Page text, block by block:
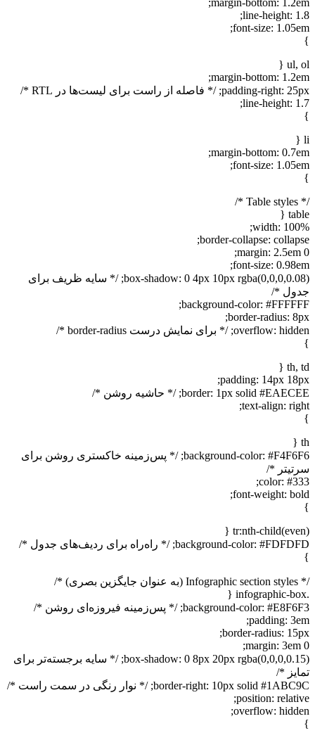
line-height: 1.8;
font-size: 1.05em;
}
ul, ol {
margin-bottom: 1.2em;
padding-right: 25px; /* فاصله از راست برای لیست‌ها در RTL */
line-height: 1.7;
}
li {
margin-bottom: 0.7em;
font-size: 1.05em;
}
/* Table styles */
table {
width: 100%;
border-collapse: collapse;
margin: 2.5em 0;
font-size: 0.98em;
box-shadow: 0 4px 10px rgba(0,0,0,0.08); /* سایه ظریف برای
جدول */
background-color: #FFFFFF;
border-radius: 8px;
overflow: hidden; /* برای نمایش درست border-radius */
}
th, td {
padding: 14px 18px;
border: 1px solid #EAECEE; /* حاشیه روشن */
text-align: right;
}
th {
background-color: #F4F6F6; /* پس‌زمینه خاکستری روشن برای
سرتیتر */
color: #333;
font-weight: bold;
}
tr:nth-child(even) {
background-color: #FDFDFD; /* راه‌راه برای ردیف‌های جدول */
}
/* Infographic section styles (به عنوان جایگزین بصری) */
.infographic-box {
background-color: #E8F6F3; /* پس‌زمینه فیروزه‌ای روشن */
padding: 3em;
border-radius: 15px;
margin: 3em 0;
box-shadow: 0 8px 20px rgba(0,0,0,0.15); /* سایه برجسته‌تر برای
تمایز */
border-right: 10px solid #1ABC9C; /* نوار رنگی در سمت راست */
position: relative;
overflow: hidden;
}